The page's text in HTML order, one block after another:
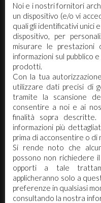
Arco Chimica
41036 Medolla
Tel. 0535.58890 -
Fax 0535 58898
PIVA 02173740362
info@arcochimica.it
ARCO
Noi e i nostri fornitori
un dispositivo (e/o vi
quali gli identificativi unici
dispositivo, per
misurare le prestazioni
informazioni sul pubblico
prodotti.
Con la tua
utilizzare dati precisi di
tramite la scansione
consentire a noi e ai
finalità sopra
informazioni più
prima di acconsentire o di
Si rende noto che
possono non richiedere
opporti a tale
applicheranno solo a
preferenze in qualsiasi
consultando la nostra
Per scaricare le schede
necessario accedere al
account puoi effettuare
ottenere le credenziali di